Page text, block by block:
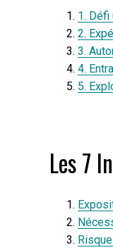
1. Défi
2.
3.
4.
5.
Les 7